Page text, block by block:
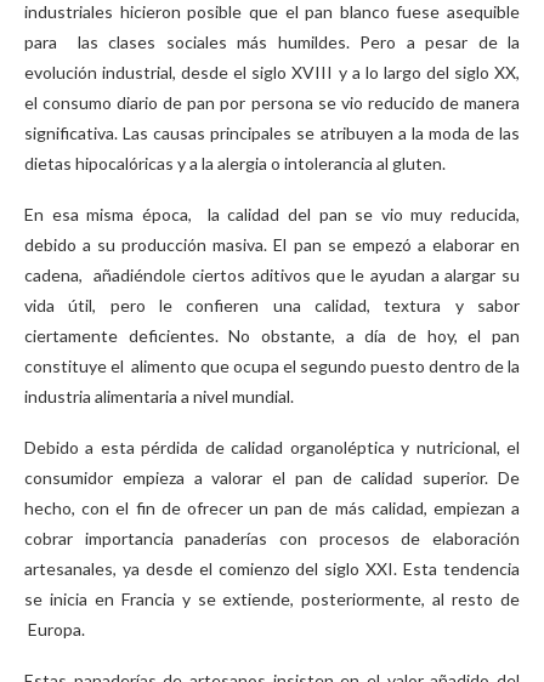
industriales hicieron posible que el pan blanco fuese asequible
para las clases sociales más humildes. Pero a pesar de la
evolución industrial, desde el siglo XVIII y a lo largo del siglo XX,
el consumo diario de pan por persona se vio reducido de manera
significativa. Las causas principales se atribuyen a la moda de las
dietas hipocalóricas y a la alergia o intolerancia al gluten.
En esa misma época, la calidad del pan se vio muy reducida,
debido a su producción masiva. El pan se empezó a elaborar en
cadena, añadiéndole ciertos aditivos que le ayudan a alargar su
vida útil, pero le confieren una calidad, textura y sabor
ciertamente deficientes. No obstante, a día de hoy, el pan
constituye el alimento que ocupa el segundo puesto dentro de la
industria alimentaria a nivel mundial.
Debido a esta pérdida de calidad organoléptica y nutricional, el
consumidor empieza a valorar el pan de calidad superior. De
hecho, con el fin de ofrecer un pan de más calidad, empiezan a
cobrar importancia panaderías con procesos de elaboración
artesanales, ya desde el comienzo del siglo XXI. Esta tendencia
se inicia en Francia y se extiende, posteriormente, al resto de
Europa.